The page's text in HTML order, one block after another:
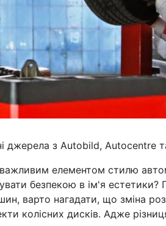
джерела з Autobild, Autocentre
елементом стилю
безпекою в ім'я
варто нагадати, що зміна
колісних дисків. Адже